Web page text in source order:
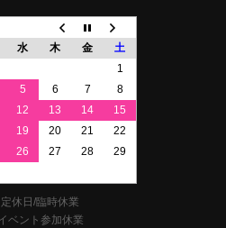
水 木 金
土
1
5 6 7
8
12 13 14
15
19 20 21
22
26 27 28
29
定休日/臨時休業
ベント参加休業